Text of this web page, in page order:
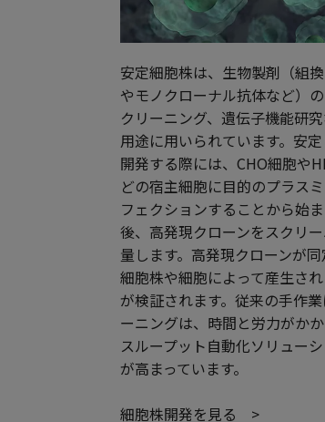
安定細胞株は、生物製剤（組
やモノクローナル抗体など）
クリーニング、遺伝子機能研
用途に用いられています。安
開発する際には、CHO細胞や
どの宿主細胞に目的のプラス
フェクションすることから始
後、高発現クローンをスクリ
量します。高発現クローンが同
細胞株や細胞によって産生さ
が検証されます。従来の手作
ーニングは、時間と労力がか
スループット自動化ソリュー
が高まっています。
細胞株開発を見る >